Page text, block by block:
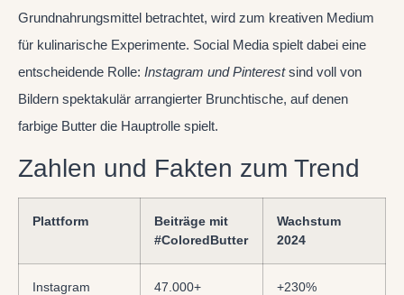
Grundnahrungsmittel betrachtet, wird zum kreativen Medium
für kulinarische Experimente. Social Media spielt dabei eine
entscheidende Rolle: Instagram und Pinterestsind voll von
Bildern spektakulär arrangierter Brunchtische, auf denen
farbige Butter die Hauptrolle spielt.
Zahlen und Fakten zum Trend
Plattform
Beiträge mit
#ColoredButter
Wachstum
2024
Instagram 47.000+ +230%